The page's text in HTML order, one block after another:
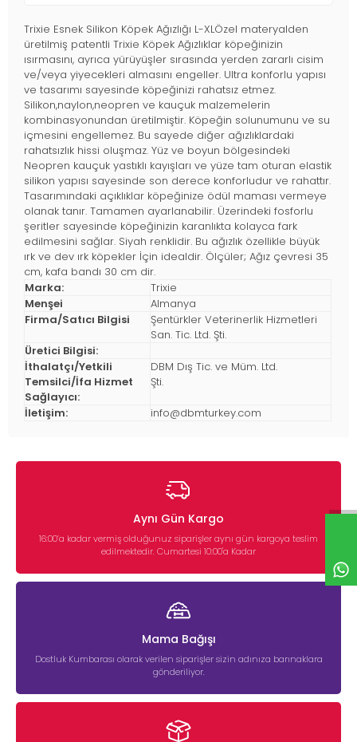
Trixie Esnek Silikon Köpek Ağızlığı L-XLÖzel materyalden
üretilmiş patentli Trixie Köpek Ağızlıklar köpeğinizin
ısırmasını, ayrıca yürüyüşler sırasında yerden zararlı cisim
ve/veya yiyecekleri almasını engeller. Ultra konforlu yapısı
ve tasarımı sayesinde köpeğinizi rahatsız etmez.
Silikon,naylon,neopren ve kauçuk malzemelerin
kombinasyonundan üretilmiştir. Köpeğin solunumunu ve su
içmesini engellemez. Bu sayede diğer ağızlıklardaki
rahatsızlık hissi oluşmaz. Yüz ve boyun bölgesindeki
Neopren kauçuk yastıklı kayışları ve yüze tam oturan elastik
silikon yapısı sayesinde son derece konforludur ve rahattır.
Tasarımındaki açıklıklar köpeğinize ödül maması vermeye
olanak tanır. Tamamen ayarlanabilir. Üzerindeki fosforlu
şeritler sayesinde köpeğinizin karanlıkta kolayca fark
edilmesini sağlar. Siyah renklidir. Bu ağızlık özellikle büyük
ırk ve dev ırk köpekler İçin idealdir. Ölçüler; Ağız çevresi 35
cm, kafa bandı 30 cm dir.
Marka:
Trixie
Menşei
Almanya
Firma/Satıcı Bilgisi
Şentürkler Veterinerlik Hizmetleri
San. Tic. Ltd. Şti.
Üretici Bilgisi:
İthalatçı/Yetkili
Temsilci/İfa Hizmet
Sağlayıcı:
DBM Dış Tic. ve Müm. Ltd.
Şti.
İletişim: info@dbmturkey.com
Aynı Gün Kargo
16:00’a kadar vermiş olduğunuz siparişler aynı gün kargoya teslim
edilmektedir. Cumartesi 10:00'a Kadar
Mama Bağışı
Dostluk Kumbarası olarak verilen siparişler sizin adınıza barınaklara
gönderiliyor.